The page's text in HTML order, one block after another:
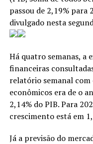
passou de 2,19% para
divulgado nesta
Há quatro semanas, a
financeiras
relatório semanal
econômicos era de o
2,14% do PIB. Para
crescimento está em
Já a previsão do